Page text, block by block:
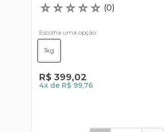
☆☆☆☆☆ (0)
Escolha uma opção
1kg
R$ 399,02
4x de R$ 99,76